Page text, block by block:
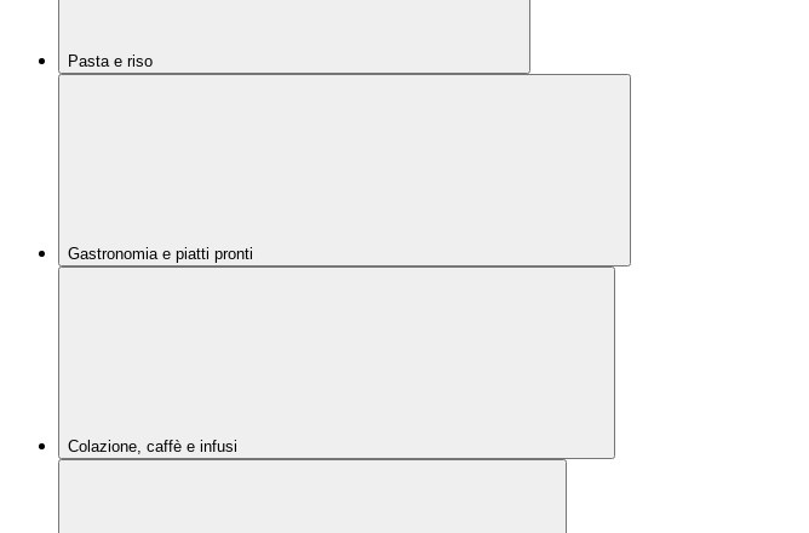
Pasta e riso
Gastronomia e piatti pronti
Colazione, caffè e infusi